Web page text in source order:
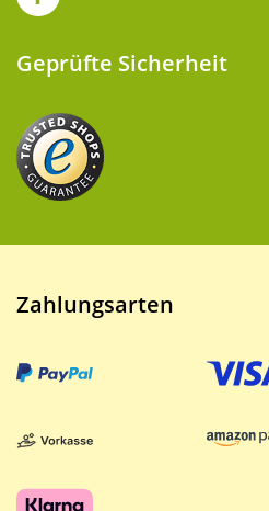
Geprüfte Sicherheit
Zahlungsarten